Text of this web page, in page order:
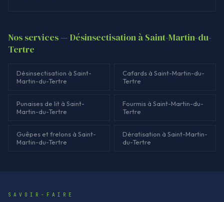
Nos services — Désinsectisation à Saint-Martin-du-
Tertre
Désinsectisation à Saint-
Martin-du-Tertre
Cafards à Saint-Martin-du-
Tertre
Punaises de lit à Saint-
Martin-du-Tertre
Fourmis à Saint-Martin-du-
Tertre
Guêpes et frelons à Saint-
Martin-du-Tertre
Dératisation à Saint-Martin-
du-Tertre
SAVOIR-FAIRE